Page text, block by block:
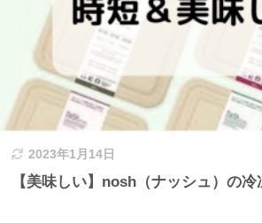
2023年1月14日
【美味しい】nosh（ナッシュ）の